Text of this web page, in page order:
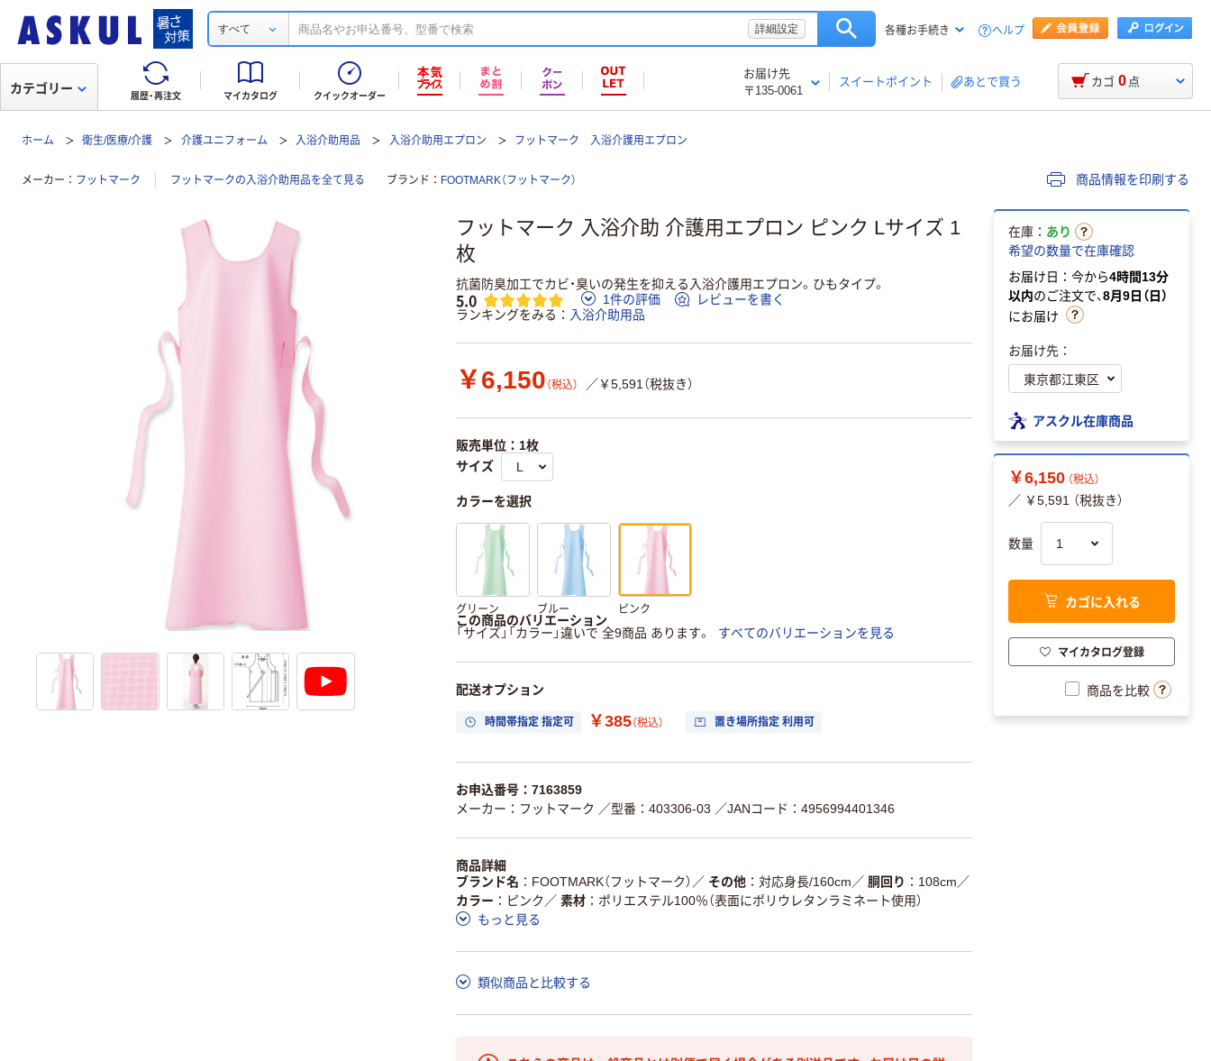
すべて 詳細設定 各種お手続き ヘルプ
履歴・再注文 マイカタログ クイックオーダー
お届け先
〒135-0061
スイートポイント あとで買う
カテゴリー カゴ 0 点
ホーム 衛生/医療/介護 介護ユニフォーム 入浴介助用品 入浴介助用エプロン フットマーク 入浴介護用エプロン
メーカー フットマーク フットマークの入浴介助用品を全て見る ブランド FOOTMARK（フットマーク） 商品情報を印刷する
フットマーク 入浴介助 介護用エプロン ピンク Lサイズ 1
枚
抗菌防臭加工でカビ・臭いの発生を抑える入浴介護用エプロン。ひもタイプ。
5.0 1件の評価
レビューを書く
ランキングをみる
入浴介助用品
￥6,150 （税込） ／￥5,591（税抜き）
販売単位：1枚
サイズ
カラーを選択
グリーン ブルー ピンク
この商品のバリエーション
「サイズ」「カラー」違いで 全9商品 あります。
すべてのバリエーションを見る
配送オプション
時間帯指定 指定可 ￥385（税込） 置き場所指定 利用可
お申込番号：7163859
メーカー：フットマーク ／型番：403306-03 ／JANコード：4956994401346
商品詳細
ブランド名
FOOTMARK（フットマーク） ／ その他 対応身長/160cm ／ 胴回り 108cm ／
カラー
ピンク ／ 素材
ポリエステル100％（表面にポリウレタンラミネート使用）
もっと見る
類似商品と比較する
在庫： あり
希望の数量で在庫確認
お届け日：今から4時間13分
以内のご注文で、8月9日（日）
にお届け
お届け先：
アスクル在庫商品
￥6,150 （税込）
／ ￥5,591 （税抜き）
数量
カゴに入れる
マイカタログ登録
商品を比較